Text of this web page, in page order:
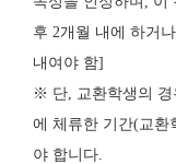
후 2개월 내에 하거
내여야 함]
※ 단, 교환학생의 경
에 체류한 기간(교환
야 합니다.